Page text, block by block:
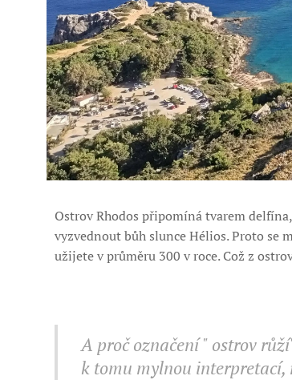
Ostrov Rhodos připomíná tvarem
vyzvednout bůh slunce Hélios. Proto se
užijete v průměru 300 v roce. Což z
A proč označení " ostrov
k tomu mylnou interpretací,